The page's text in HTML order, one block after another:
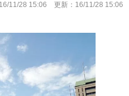
16/11/28 15:06 更新： 16/11/28 15:06